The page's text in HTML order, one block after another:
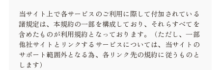
当サイト上で各サービスのご利用に際して付加されている
諸規定は、本規約の一部を構成しており、それらすべてを
含めたものが利用規約となっております。（ただし、一部
他社サイトとリンクするサービスについては、当サイトの
サポート範囲外となる為、各リンク先の規約に従うものと
します）